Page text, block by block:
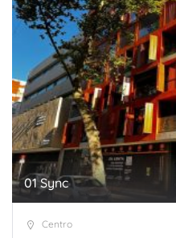
01 Sync
Centro